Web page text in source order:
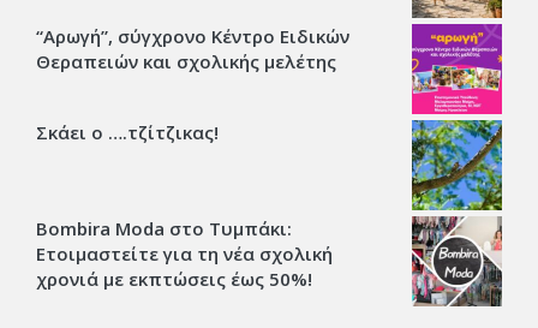
“Αρωγή”, σύγχρονο Κέντρο Ειδικών
Θεραπειών και σχολικής μελέτης
Σκάει ο ….τζίτζικας!
Bombira Moda στο Τυμπάκι:
Ετοιμαστείτε για τη νέα σχολική
χρονιά με εκπτώσεις έως 50%!